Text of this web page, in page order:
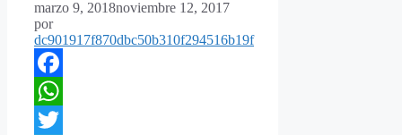
marzo 9, 2018noviembre 12, 2017
por
dc901917f870dbc50b310f294516b19f
Facebook
WhatsApp